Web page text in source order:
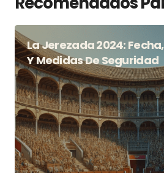
La Jerezada 2024:
Y Medidas De Seguridad